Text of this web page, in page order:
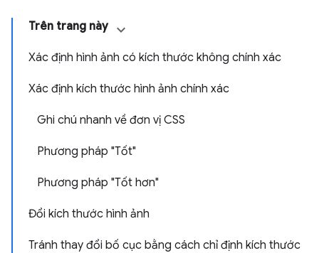
Trên trang này
Xác định hình ảnh có kích thước không chính xác
Xác định kích thước hình ảnh chính xác
Ghi chú nhanh về đơn vị CSS
Phương pháp "Tốt"
Phương pháp "Tốt hơn"
Đổi kích thước hình ảnh
Tránh thay đổi bố cục bằng cách chỉ định kích thước